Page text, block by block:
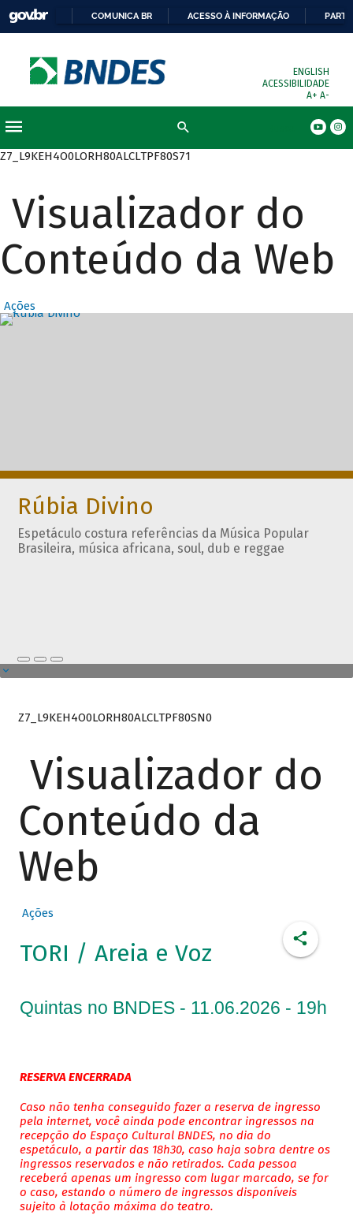
COMUNICA BR ACESSO À INFORMAÇÃO
ENGLISH
ACESSIBILIDADE
A+ A-
Z7_L9KEH4O0LORH80ALCLTPF80S71
Visualizador do
Conteúdo da Web
Ações
Destaques
Rúbia Divino
Espetáculo costura referências da Música Popular
Brasileira, música africana, soul, dub e reggae
Z7_L9KEH4O0LORH80ALCLTPF80SN0
Visualizador do
Conteúdo da
Web
Ações
TORI / Areia e Voz
Quintas no BNDES - 11.06.2026 - 19h
RESERVA ENCERRADA
Caso não tenha conseguido fazer a reserva de ingresso
pela internet, você ainda pode encontrar ingressos na
recepção do Espaço Cultural BNDES, no dia do
espetáculo, a partir das 18h30, caso haja sobra dentre os
ingressos reservados e não retirados. Cada pessoa
receberá apenas um ingresso com lugar marcado, se for
o caso, estando o número de ingressos disponíveis
sujeito à lotação máxima do teatro.